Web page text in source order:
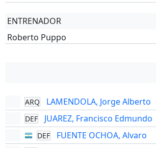
ENTRENADOR
Roberto Puppo
ARQ LAMENDOLA, Jorge Alberto
DEF JUAREZ, Francisco Edmundo
DEF FUENTE OCHOA, Alvaro